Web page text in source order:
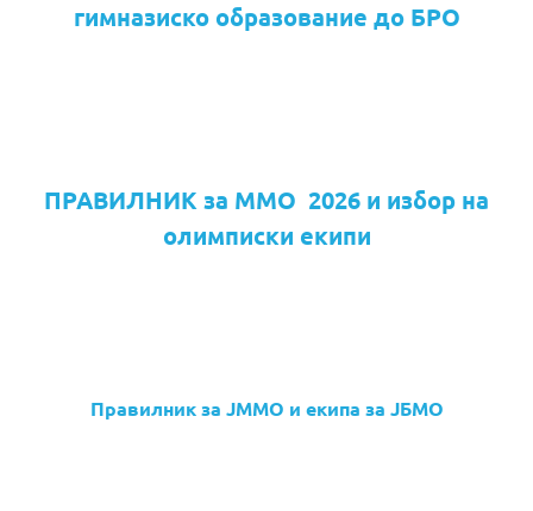
гимназиско образование до БРО
ПРАВИЛНИК за ММО 2026 и избор на
олимписки екипи
Правилник за ЈММО и екипа за ЈБМО